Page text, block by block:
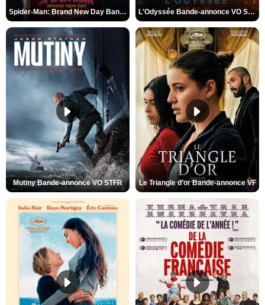
Spider-Man: Brand New Day Bande-annonce VO STFR L'Odyssée Bande-annonce VO STFR
Mutiny Bande-annonce VO STFR Le Triangle d'or Bande-annonce VF